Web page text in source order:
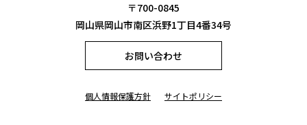
〒700-0845
岡山県岡山市南区浜野1丁目4番34号
お問い合わせ
個人情報保護方針 サイトポリシー